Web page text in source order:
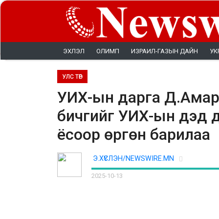
ЭХЛЭЛ ОЛИМП ИЗРАИЛ-ГАЗЫН ДАЙН
УЛС ТӨР
УИХ-ын дарга
бичгийг УИХ-ын дэд
ёсоор өргөн барилаа
Э.ХҮСЛЭН/NEWSWIRE.MN
2025-10-13